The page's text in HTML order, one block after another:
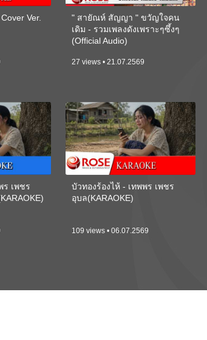
Ver.
" สายัณห์ สัญญา " ขวัญใจคน
เดิม - รวมเพลงดังเพราะๆซึ้งๆ
(Official Audio)
27 views • 21.07.2569
ร เพชร
บัวทองร้องไห้ - เทพพร เพชร
อุบล(KARAOKE)
109 views • 06.07.2569